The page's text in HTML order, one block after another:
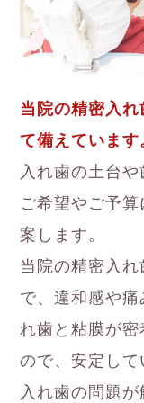
当院の精密入
て備えています
入れ歯の土台
ご希望やご予
案します。
当院の精密入
で、違和感や痛
れ歯と粘膜が密
ので、安定して
入れ歯の問題